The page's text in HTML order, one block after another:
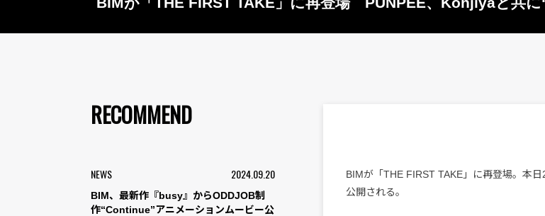
RECOMMEND
NEWS 2024.09.20
BIM、最新作『busy』からODDJOB制
作“Continue”アニメーションムービー公
BIMが「THE FIRST TAKE」に再登場。本
公開される。